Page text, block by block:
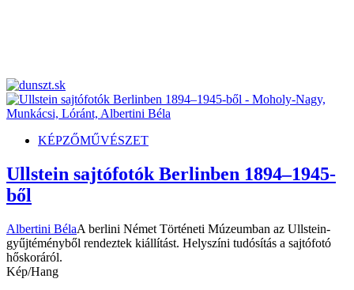
dunszt.sk
kultmag
KÉPZŐMŰVÉSZET
Ullstein sajtófotók Berlinben 1894–1945-
ből
Albertini BélaA berlini Német Történeti Múzeumban az Ullstein-
gyűjtéményből rendeztek kiállítást. Helyszíni tudósítás a sajtófotó
hőskoráról.
Kép/Hang